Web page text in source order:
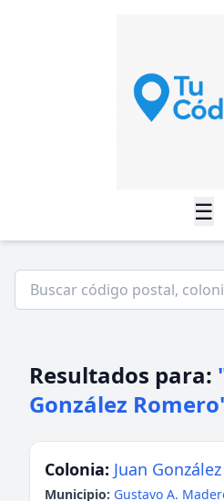
☰
Resultados para:
González
Colonia: Juan
Municipio: Gustavo A.